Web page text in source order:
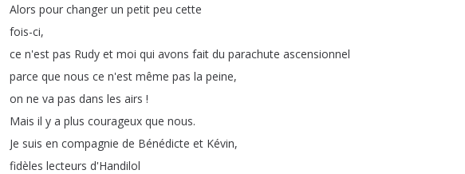
Alors pour changer un petit peu cette
fois-ci,
ce n'est pas Rudy et moi qui avons fait du parachute ascensionnel
parce que nous ce n'est même pas la peine,
on ne va pas dans les airs !
Mais il y a plus courageux que nous.
Je suis en compagnie de Bénédicte et Kévin,
fidèles lecteurs d'Handilol